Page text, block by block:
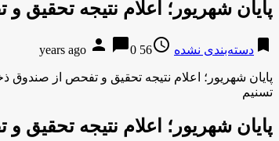
پایان شهریور؛ اعلام نتیجه
bookmark دسته‌بندی نشده access_time
56 years ago
person chat_bubble0
پایان شهریور؛ اعلام نتیجه تحقیق و تفحص از صندوق
تسنیم
پایان شهریور؛ اعلام نتیجه